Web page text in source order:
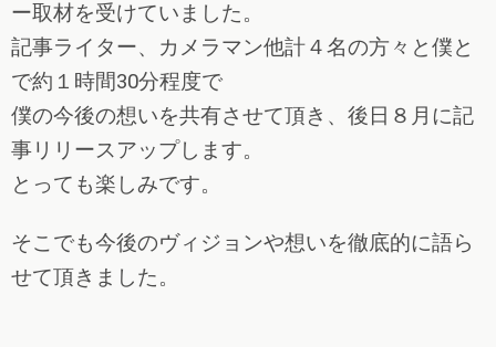
ー取材を受けていました。
記事ライター、カメラマン他計４名の方々と僕と
で約１時間30分程度で
僕の今後の想いを共有させて頂き、後日８月に記
事リリースアップします。
とっても楽しみです。
そこでも今後のヴィジョンや想いを徹底的に語ら
せて頂きました。